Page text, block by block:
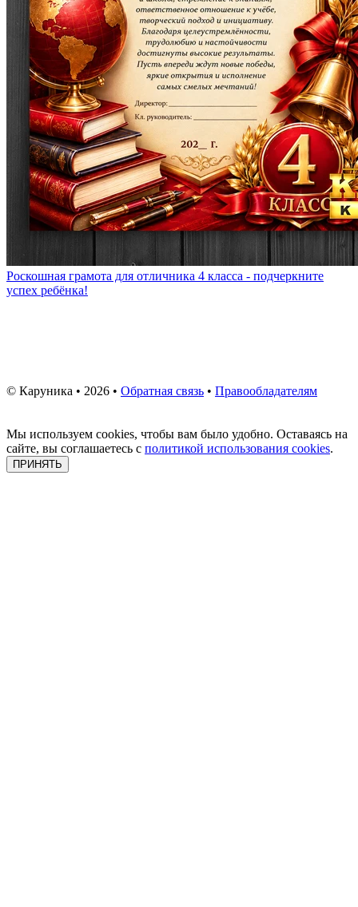
Роскошная грамота для отличника 4 класса - подчеркните
успех ребёнка!
© Каруника • 2026 • Обратная связь • Правообладателям
Мы используем cookies, чтобы вам было удобно. Оставаясь на
сайте, вы соглашаетесь с политикой использования cookies.
ПРИНЯТЬ